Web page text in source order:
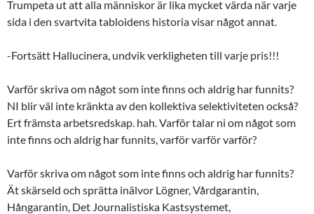
Trumpeta ut att alla människor är lika mycket värda när varje
sida i den svartvita tabloidens historia visar något annat.
-Fortsätt Hallucinera, undvik verkligheten till varje pris!!!
Varför skriva om något som inte finns och aldrig har funnits?
NI blir väl inte kränkta av den kollektiva selektiviteten också?
Ert främsta arbetsredskap. hah. Varför talar ni om något som
inte finns och aldrig har funnits, varför varför varför?
Varför skriva om något som inte finns och aldrig har funnits?
Ät skärseld och sprätta inälvor Lögner, Vårdgarantin,
Hångarantin, Det Journalistiska Kastsystemet,